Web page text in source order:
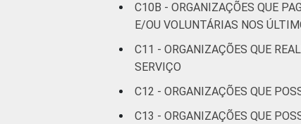
C10B - ORGANIZAÇÕES QUE
E/OU VOLUNTÁRIAS NOS
C11 - ORGANIZAÇÕES QUE
SERVIÇO
C12 - ORGANIZAÇÕES QUE
C13 - ORGANIZAÇÕES QUE